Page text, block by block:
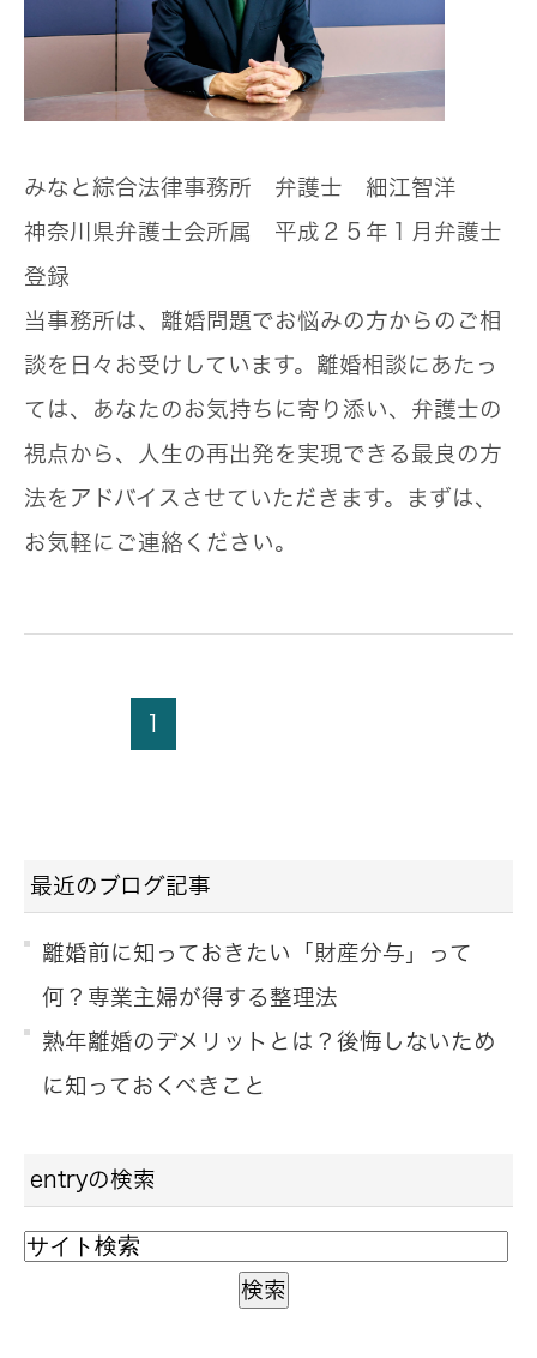
みなと綜合法律事務所 弁護士 細江智洋
神奈川県弁護士会所属 平成２５年１月弁護士
登録
当事務所は、離婚問題でお悩みの方からのご相
談を日々お受けしています。離婚相談にあたっ
ては、あなたのお気持ちに寄り添い、弁護士の
視点から、人生の再出発を実現できる最良の方
法をアドバイスさせていただきます。まずは、
お気軽にご連絡ください。
1
最近のブログ記事
離婚前に知っておきたい「財産分与」って
何？専業主婦が得する整理法
熟年離婚のデメリットとは？後悔しないため
に知っておくべきこと
entryの検索